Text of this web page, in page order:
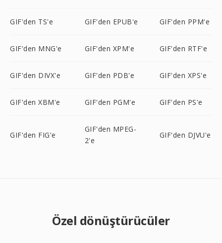
GIF'den TS'e GIF'den EPUB'e GIF'den PPM'e
GIF'den MNG'e GIF'den XPM'e GIF'den RTF'e
GIF'den DIVX'e GIF'den PDB'e GIF'den XPS'e
GIF'den XBM'e GIF'den PGM'e GIF'den PS'e
GIF'den FIG'e
GIF'den MPEG-
2'e
GIF'den DJVU'e
Özel dönüştürücüler